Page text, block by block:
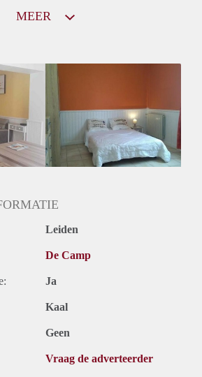
MEER
Leiden
De Camp
Ja
Kaal
Geen
Vraag de adverteerder